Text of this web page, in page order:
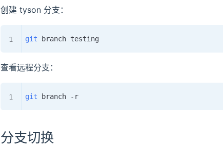
创建 tyson 分支：
git
查看远程分支：
git
分支切换